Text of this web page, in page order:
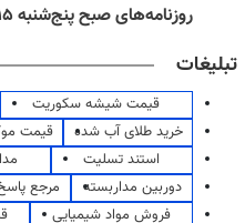
روزنامه‌های صبح پنج‌شنبه ۱۵ مرداد ۱۴۰۵
تبلیغات
قیمت شیشه سکوریت
خرید طلای آب شده
قیمت
استند تسلیت
دوربین مداربسته
مرجع
فروش مواد شیمیایی